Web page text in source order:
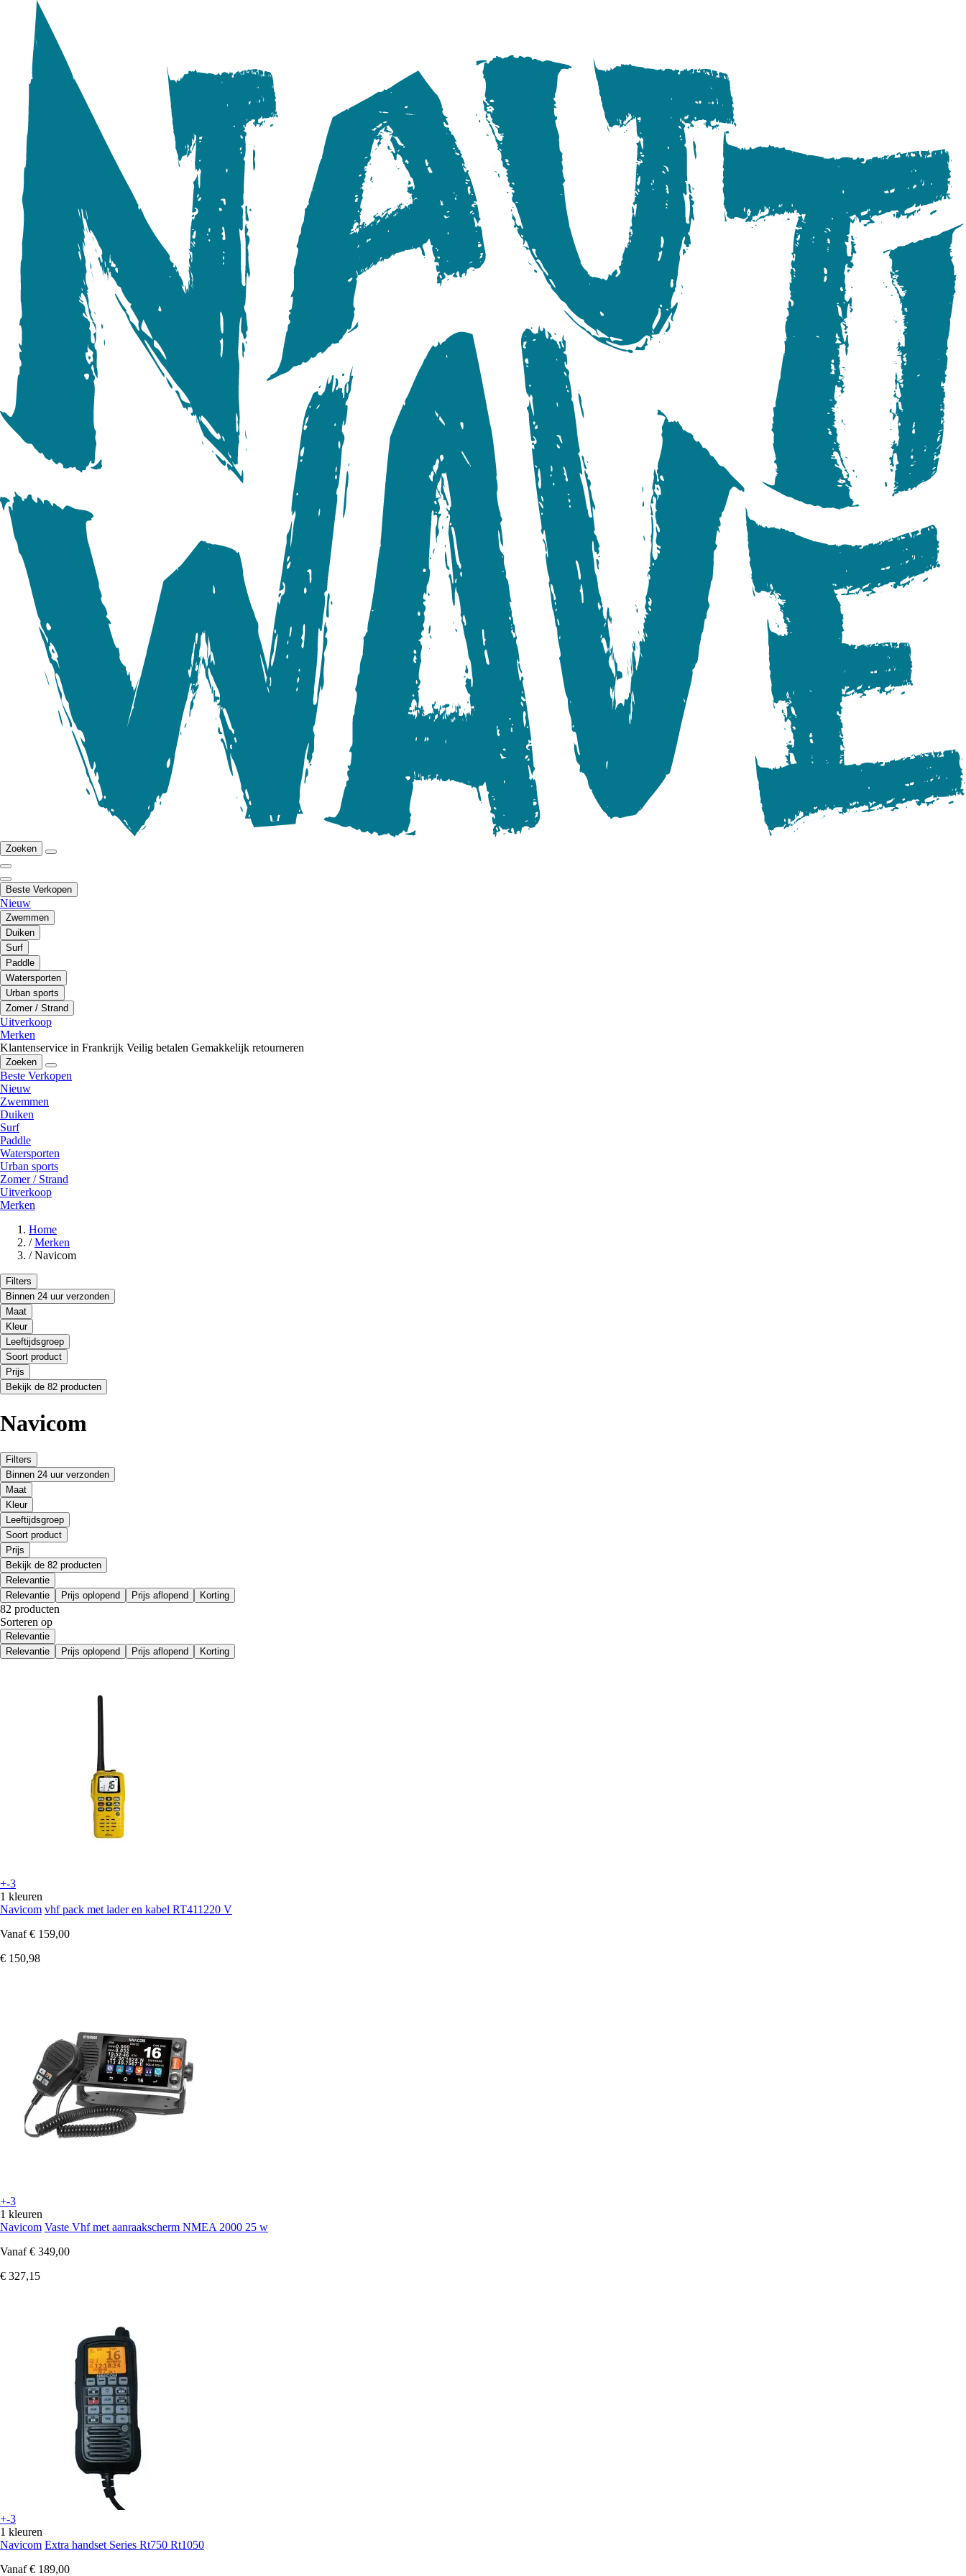
Zoeken
Beste Verkopen
Nieuw
Zwemmen
Duiken
Surf
Paddle
Watersporten
Urban sports
Zomer / Strand
Uitverkoop
Merken
Klantenservice in Frankrijk Veilig betalen Gemakkelijk retourneren
Zoeken
Beste Verkopen
Nieuw
Zwemmen
Duiken
Surf
Paddle
Watersporten
Urban sports
Zomer / Strand
Uitverkoop
Merken
Home
/ Merken
/ Navicom
Filters
Binnen 24 uur verzonden
Maat
Kleur
Leeftijdsgroep
Soort product
Prijs
Bekijk de 82 producten
Navicom
Filters
Binnen 24 uur verzonden
Maat
Kleur
Leeftijdsgroep
Soort product
Prijs
Bekijk de 82 producten
Relevantie
Relevantie
Prijs oplopend Prijs aflopend Korting
82 producten
Sorteren op
Relevantie
Relevantie
Prijs oplopend Prijs aflopend Korting
+-3
1 kleuren
Navicom vhf pack met lader en kabel RT411220 V
Vanaf € 159,00
€ 150,98
+-3
1 kleuren
Navicom Vaste Vhf met aanraakscherm NMEA 2000 25 w
Vanaf € 349,00
€ 327,15
+-3
1 kleuren
Navicom Extra handset Series Rt750 Rt1050
Vanaf € 189,00